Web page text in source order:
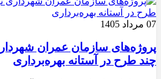
07 مرداد 1405
پروژه‌های سازمان عمران
چند طرح در آستانه بهره‌برداری